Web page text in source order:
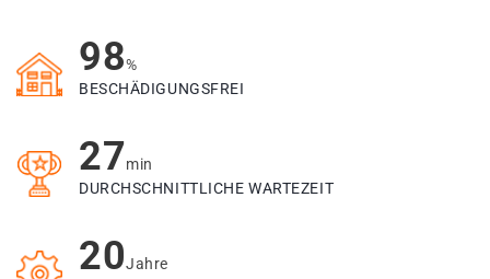
98%
BESCHÄDIGUNGSFREI
27min
DURCHSCHNITTLICHE WARTEZEIT
20Jahre